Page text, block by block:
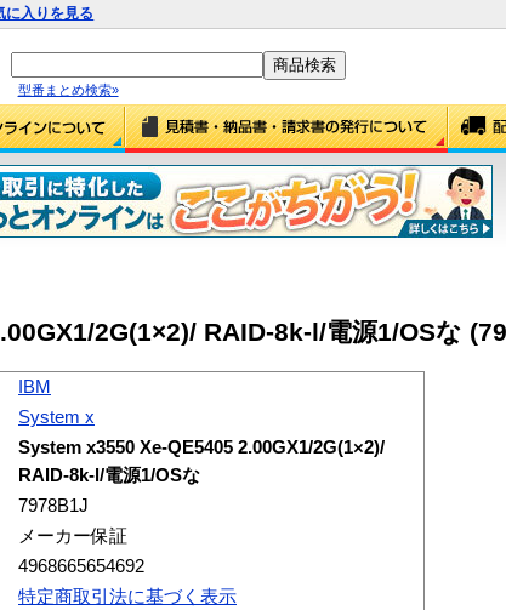
に入りを見る
型番まとめ検索»
2G(1×2)/ RAID-8k-l/電源1/OSな
IBM
System x
System x3550 Xe-QE5405 2.00GX1/2G(1×2)/
RAID-8k-l/電源1/OSな
7978B1J
メーカー保証
4968665654692
特定商取引法に基づく表示